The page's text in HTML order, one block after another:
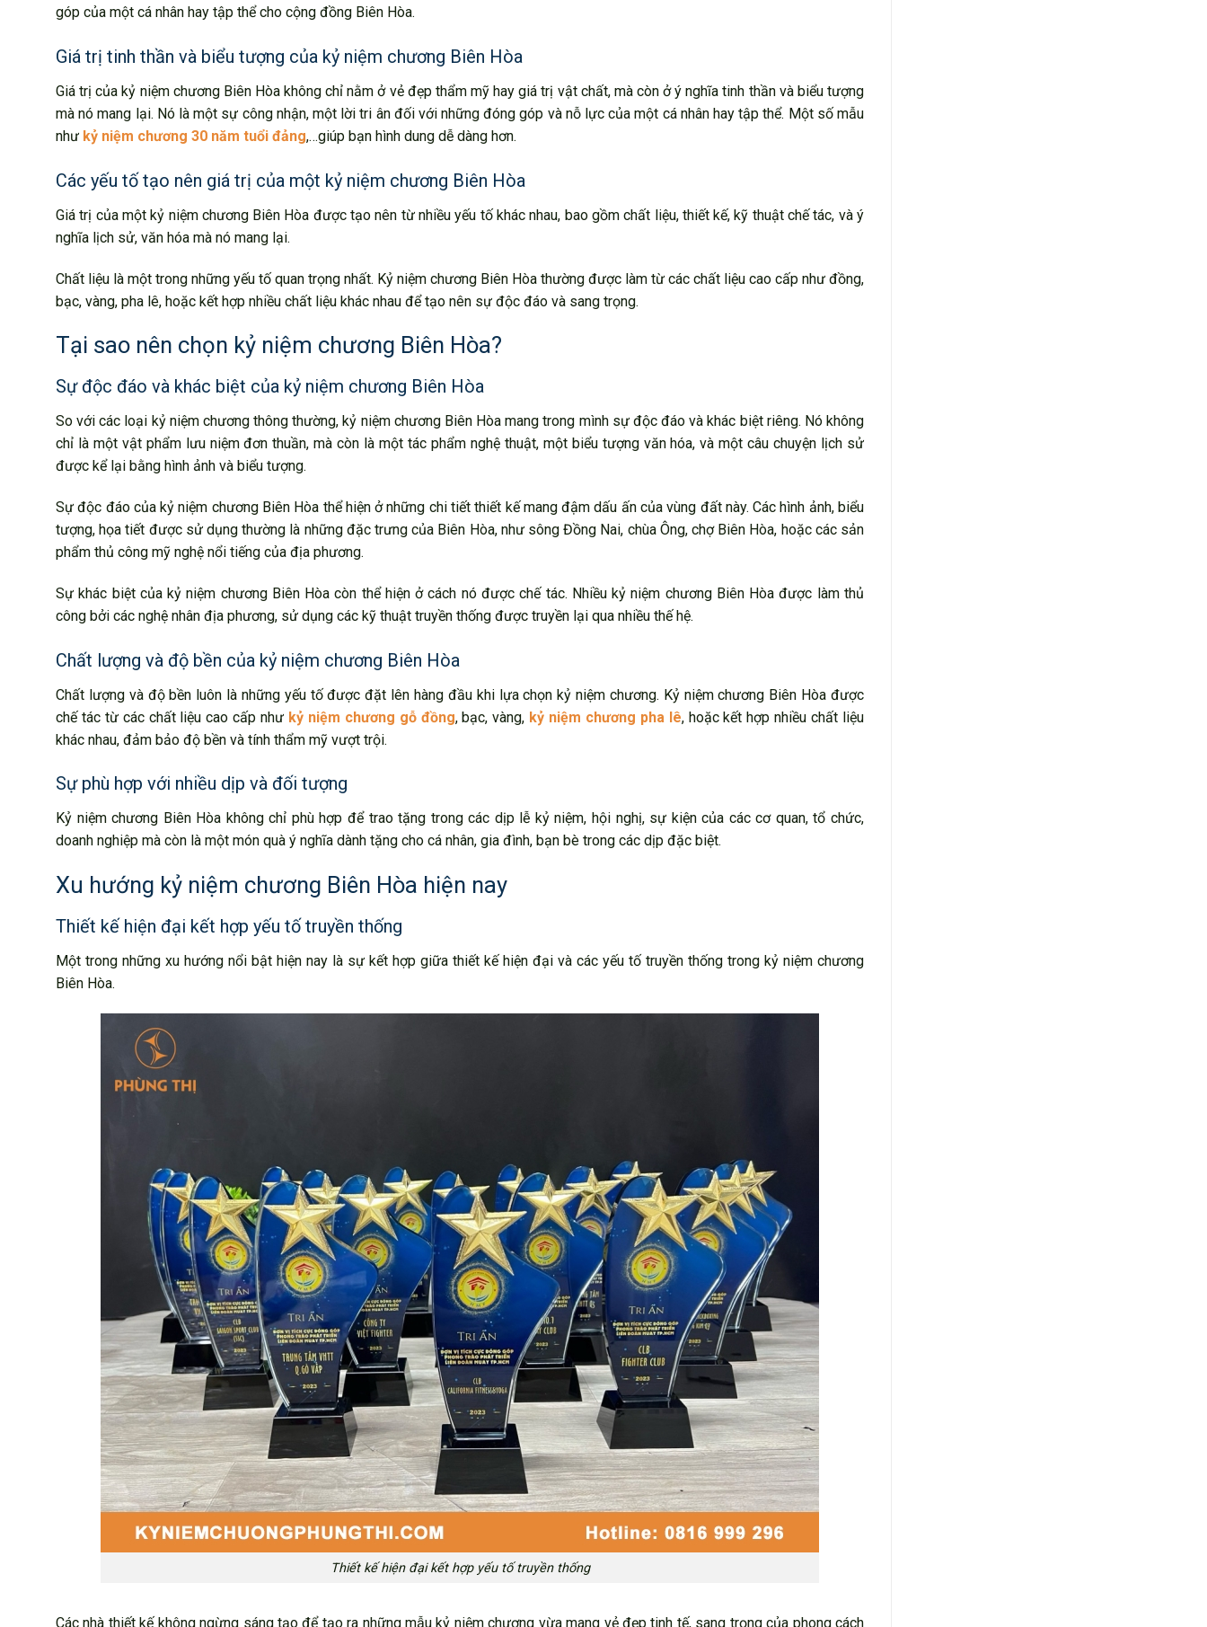
góp của một cá nhân hay tập thể cho cộng đồng Biên Hòa.
Giá trị tinh thần và biểu tượng của kỷ niệm chương Biên Hòa
Giá trị của kỷ niệm chương Biên Hòa không chỉ nằm ở vẻ đẹp thẩm mỹ hay giá trị vật chất, mà còn ở ý nghĩa tinh thần và biểu tượng
mà nó mang lại. Nó là một sự công nhận, một lời tri ân đối với những đóng góp và nỗ lực của một cá nhân hay tập thể. Một số mẫu
như kỷ niệm chương 30 năm tuổi đảng,…giúp bạn hình dung dễ dàng hơn.
Các yếu tố tạo nên giá trị của một kỷ niệm chương Biên Hòa
Giá trị của một kỷ niệm chương Biên Hòa được tạo nên từ nhiều yếu tố khác nhau, bao gồm chất liệu, thiết kế, kỹ thuật chế tác, và ý
nghĩa lịch sử, văn hóa mà nó mang lại.
Chất liệu là một trong những yếu tố quan trọng nhất. Kỷ niệm chương Biên Hòa thường được làm từ các chất liệu cao cấp như đồng,
bạc, vàng, pha lê, hoặc kết hợp nhiều chất liệu khác nhau để tạo nên sự độc đáo và sang trọng.
Tại sao nên chọn kỷ niệm chương Biên Hòa?
Sự độc đáo và khác biệt của kỷ niệm chương Biên Hòa
So với các loại kỷ niệm chương thông thường, kỷ niệm chương Biên Hòa mang trong mình sự độc đáo và khác biệt riêng. Nó không
chỉ là một vật phẩm lưu niệm đơn thuần, mà còn là một tác phẩm nghệ thuật, một biểu tượng văn hóa, và một câu chuyện lịch sử
được kể lại bằng hình ảnh và biểu tượng.
Sự độc đáo của kỷ niệm chương Biên Hòa thể hiện ở những chi tiết thiết kế mang đậm dấu ấn của vùng đất này. Các hình ảnh, biểu
tượng, họa tiết được sử dụng thường là những đặc trưng của Biên Hòa, như sông Đồng Nai, chùa Ông, chợ Biên Hòa, hoặc các sản
phẩm thủ công mỹ nghệ nổi tiếng của địa phương.
Sự khác biệt của kỷ niệm chương Biên Hòa còn thể hiện ở cách nó được chế tác. Nhiều kỷ niệm chương Biên Hòa được làm thủ
công bởi các nghệ nhân địa phương, sử dụng các kỹ thuật truyền thống được truyền lại qua nhiều thế hệ.
Chất lượng và độ bền của kỷ niệm chương Biên Hòa
Chất lượng và độ bền luôn là những yếu tố được đặt lên hàng đầu khi lựa chọn kỷ niệm chương. Kỷ niệm chương Biên Hòa được
chế tác từ các chất liệu cao cấp như kỷ niệm chương gỗ đồng, bạc, vàng, kỷ niệm chương pha lê, hoặc kết hợp nhiều chất liệu
khác nhau, đảm bảo độ bền và tính thẩm mỹ vượt trội.
Sự phù hợp với nhiều dịp và đối tượng
Kỷ niệm chương Biên Hòa không chỉ phù hợp để trao tặng trong các dịp lễ kỷ niệm, hội nghị, sự kiện của các cơ quan, tổ chức,
doanh nghiệp mà còn là một món quà ý nghĩa dành tặng cho cá nhân, gia đình, bạn bè trong các dịp đặc biệt.
Xu hướng kỷ niệm chương Biên Hòa hiện nay
Thiết kế hiện đại kết hợp yếu tố truyền thống
Một trong những xu hướng nổi bật hiện nay là sự kết hợp giữa thiết kế hiện đại và các yếu tố truyền thống trong kỷ niệm chương
Biên Hòa.
Thiết kế hiện đại kết hợp yếu tố truyền thống
Các nhà thiết kế không ngừng sáng tạo để tạo ra những mẫu kỷ niệm chương vừa mang vẻ đẹp tinh tế, sang trọng của phong cách